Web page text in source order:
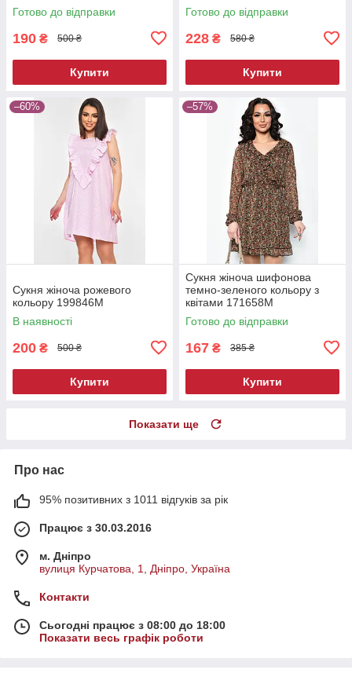
Готово до відправки
190 ₴ 500 ₴
Купити
Готово до відправки
228 ₴ 580 ₴
Купити
–60%
Сукня жіноча рожевого
кольору 199846M
В наявності
200 ₴ 500 ₴
Купити
–57%
Сукня жіноча шифонова
темно-зеленого кольору з
квітами 171658M
Готово до відправки
167 ₴ 385 ₴
Купити
Показати ще
Про нас
95% позитивних з 1011 відгуків за рік
Працює з 30.03.2016
м. Дніпро
вулиця Курчатова, 1, Дніпро, Україна
Контакти
Сьогодні працює з 08:00 до 18:00
Показати весь графік роботи